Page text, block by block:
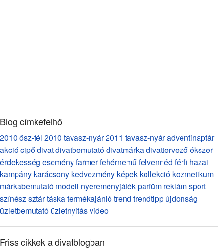
Blog címkefelhő
2010 ősz-tél 2010 tavasz-nyár2011 tavasz-nyáradventinaptár
akciócipődivatdivatbemutatódivatmárkadivattervezőékszer
érdekesség eseményfarmerfehérneműfelvennéd férfi hazai
kampány karácsony kedvezmény képek kollekció kozmetikum
márkabemutató modell nyereményjátékparfüm reklámsport
színészsztártáskatermékajánlótrend trendtipp újdonság
üzletbemutató üzletnyitásvideo
Friss cikkek a divatblogban